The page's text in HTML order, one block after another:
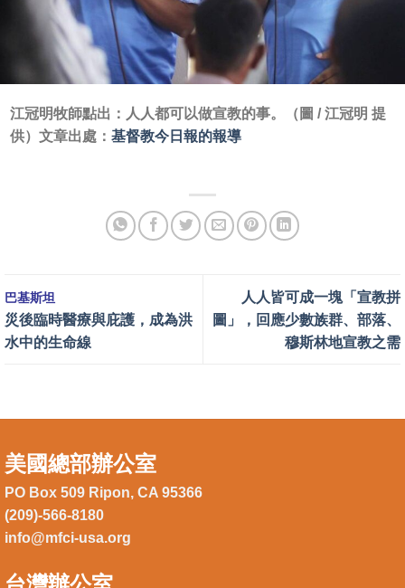
江冠明牧師點出： 人人都可以做宣教的事。
（圖 / 江冠明 提
供）文章出處： 基督教今日報的報導
巴基斯坦
災後臨時醫療與庇護，成為洪
水中的生命線
人人皆可成一塊「宣教拼
圖」，回應少數族群、部落、
穆斯林地宣教之需
美國總部辦公室
PO Box 509 Ripon, CA 95366
(209)-566-8180
info@mfci-usa.org